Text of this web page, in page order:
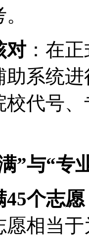
对：在
助系统
校代号
”与“专
45个志愿
愿相当